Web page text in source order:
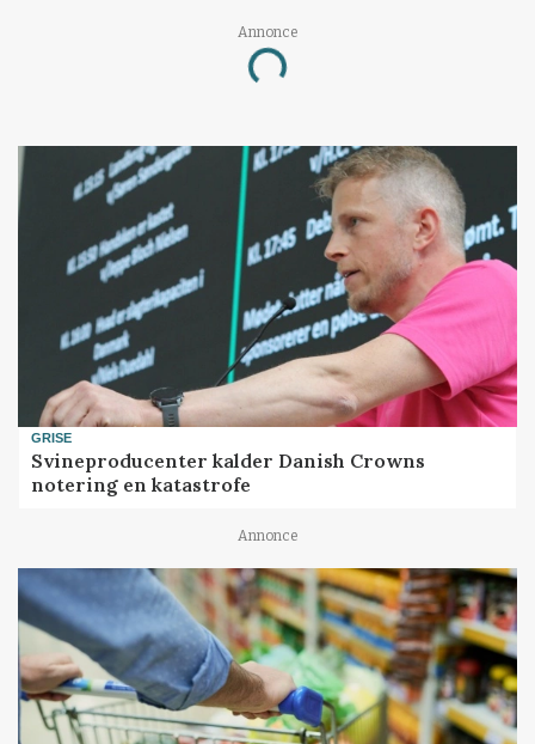
Annonce
Loading...
GRISE
Svineproducenter kalder Danish Crowns
notering en katastrofe
Annonce